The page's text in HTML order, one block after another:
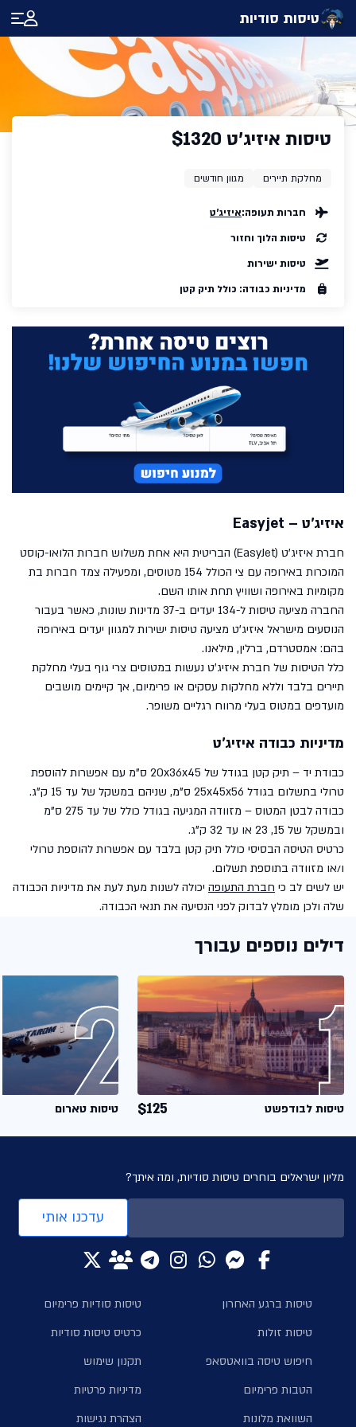
טיסות סודיות
טיסות איזיג'ט $1320
מחלקת תיירים מגוון חודשים
חברות תעופה:איזיג'ט
טיסות הלוך וחזור
טיסות ישירות
מדיניות כבודה: כולל תיק קטן
איזיג'ט – Easyjet
חברת איזיג'ט (EasyJet) הבריטית היא אחת משלוש חברות הלואו-קוסט
המוכרות באירופה עם צי הכולל 154 מטוסים, ומפעילה צמד חברות בת
מקומיות באירופה ושוויץ תחת אותו השם.
החברה מציעה טיסות ל-134 יעדים ב-37 מדינות שונות, כאשר בעבור
הנוסעים מישראל איזיג'ט מציעה טיסות ישירות למגוון יעדים באירופה
בהם: אמסטרדם, ברלין, מילאנו.
כלל הטיסות של חברת איזיג'ט נעשות במטוסים צרי גוף בעלי מחלקת
תיירים בלבד וללא מחלקות עסקים או פרימיום, אך קיימים מושבים
מועדפים במטוס בעלי מרווח רגליים משופר.
מדיניות כבודה איזיג'ט
כבודת יד – תיק קטן בגודל של 20x36x45 ס"מ עם אפשרות להוספת
טרולי בתשלום בגודל 25x45x56 ס"מ, שניהם במשקל של עד 15 ק"ג.
כבודה לבטן המטוס – מזוודה המגיעה בגודל כולל של עד 275 ס"מ
ובמשקל של 15, 23 או עד 32 ק"ג.
כרטיס הטיסה הבסיסי כולל תיק קטן בלבד עם אפשרות להוספת טרולי
ו/או מזוודה בתוספת תשלום.
יש לשים לב כי חברת התעופה יכולה לשנות מעת לעת את מדיניות הכבודה
שלה ולכן מומלץ לבדוק לפני הנסיעה את תנאי הכבודה.
דילים נוספים עבורך
טיסות לבודפשט $125 טיסות טארום
טיסות ברגע האחרון
טיסות זולות
חיפוש טיסה בוואטסאפ
הטבות פרימיום
השוואת מלונות
טיסות סודיות פרימיום
כרטיס טיסות סודיות
תקנון שימוש
מדיניות פרטיות
הצהרת נגישות
מליון ישראלים בוחרים טיסות סודיות, ומה איתך?
עדכנו אותי